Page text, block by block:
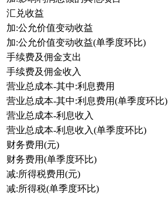
汇兑收益
加:公允价值变动收益
加:公允价值变动收益(单季度环比)
手续费及佣金支出
手续费及佣金收入
营业总成本-其中:利息费用
营业总成本-其中:利息费用(单季度环比)
营业总成本-利息收入
营业总成本-利息收入(单季度环比)
财务费用(元)
财务费用(单季度环比)
减:所得税费用(元)
减:所得税(单季度环比)